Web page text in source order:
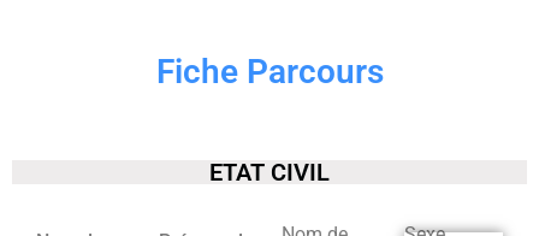
Fiche Parcours
ETAT CIVIL